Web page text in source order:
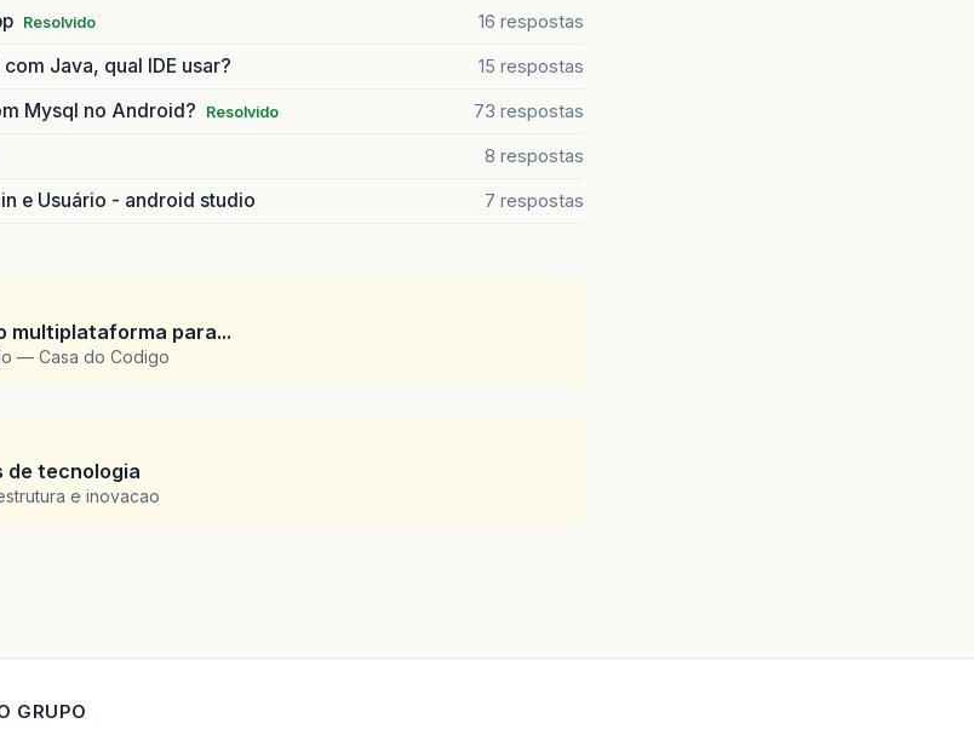
Resolvido 16 respostas
Java, qual IDE usar? 15 respostas
Mysql no Android? Resolvido 73 respostas
8 respostas
e Usuário - android studio 7 respostas
multiplataforma para...
— Casa do Codigo
de tecnologia
e inovacao
GRUPO